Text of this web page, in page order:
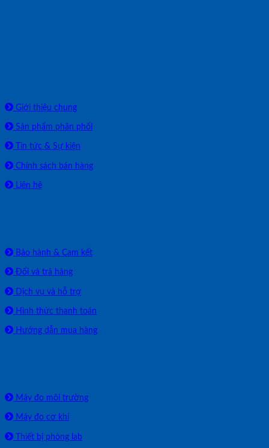
Giới thiệu chung
Sản phẩm phân phối
Tin tức & Sự kiện
Chính sách bán hàng
Liên hệ
Bảo hành & Cam kết
Đổi và trả hàng
Dịch vụ và hỗ trợ
Hình thức thanh toán
Hướng dẫn mua hàng
Máy đo môi trường
Máy đo cơ khí
Thiết bị phòng lab